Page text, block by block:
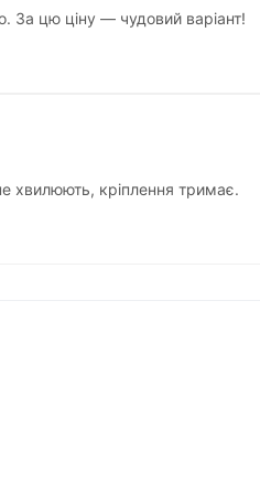
За цю ціну — чудовий варіант!
хвилюють, кріплення тримає.